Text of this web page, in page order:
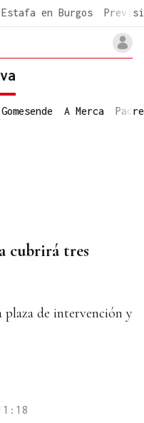
Estafa en Burgos
Gomesende A Merca
cubrirá tres
de intervención y